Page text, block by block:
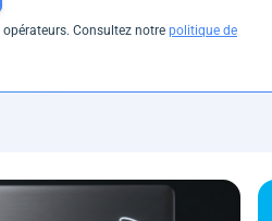
Consultez notre politique de